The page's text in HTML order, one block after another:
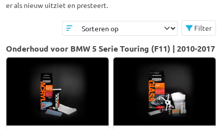
er als nieuw uitziet en presteert.
Filter
Onderhoud voor BMW 5 Serie Touring (F11) | 2010-2017